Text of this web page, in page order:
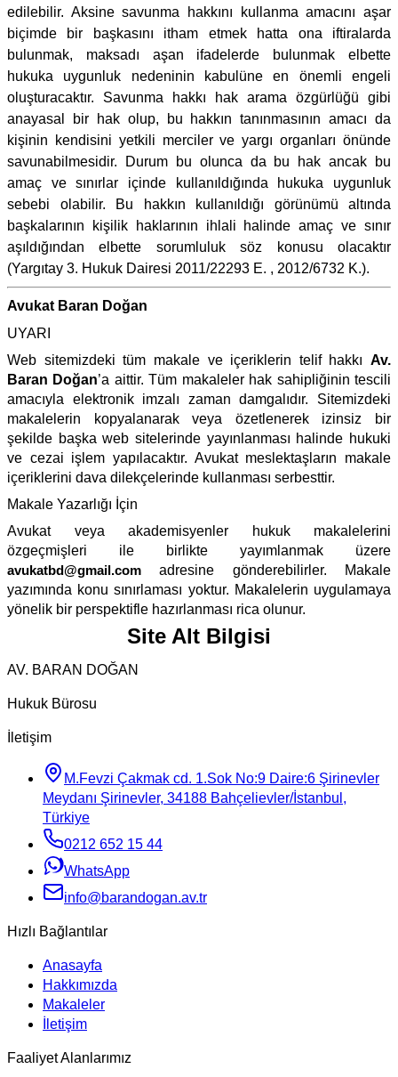
edilebilir. Aksine savunma hakkını kullanma amacını aşar
biçimde bir başkasını itham etmek hatta ona iftiralarda
bulunmak, maksadı aşan ifadelerde bulunmak elbette
hukuka uygunluk nedeninin kabulüne en önemli engeli
oluşturacaktır. Savunma hakkı hak arama özgürlüğü gibi
anayasal bir hak olup, bu hakkın tanınmasının amacı da
kişinin kendisini yetkili merciler ve yargı organları önünde
savunabilmesidir. Durum bu olunca da bu hak ancak bu
amaç ve sınırlar içinde kullanıldığında hukuka uygunluk
sebebi olabilir. Bu hakkın kullanıldığı görünümü altında
başkalarının kişilik haklarının ihlali halinde amaç ve sınır
aşıldığından elbette sorumluluk söz konusu olacaktır
(Yargıtay 3. Hukuk Dairesi 2011/22293 E. , 2012/6732 K.).
Avukat Baran Doğan
UYARI
Web sitemizdeki tüm makale ve içeriklerin telif hakkı Av.
Baran Doğan’a aittir. Tüm makaleler hak sahipliğinin tescili
amacıyla elektronik imzalı zaman damgalıdır. Sitemizdeki
makalelerin kopyalanarak veya özetlenerek izinsiz bir
şekilde başka web sitelerinde yayınlanması halinde hukuki
ve cezai işlem yapılacaktır. Avukat meslektaşların makale
içeriklerini dava dilekçelerinde kullanması serbesttir.
Makale Yazarlığı İçin
Avukat veya akademisyenler hukuk makalelerini
özgeçmişleri ile birlikte yayımlanmak üzere
avukatbd@gmail.com adresine gönderebilirler. Makale
yazımında konu sınırlaması yoktur. Makalelerin uygulamaya
yönelik bir perspektifle hazırlanması rica olunur.
Site Alt Bilgisi
AV. BARAN DOĞAN
Hukuk Bürosu
İletişim
M.Fevzi Çakmak cd. 1.Sok No:9 Daire:6 Şirinevler
Meydanı Şirinevler, 34188 Bahçelievler/İstanbul,
Türkiye
0212 652 15 44
WhatsApp
info@barandogan.av.tr
Hızlı Bağlantılar
Anasayfa
Hakkımızda
Makaleler
İletişim
Faaliyet Alanlarımız